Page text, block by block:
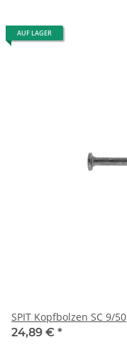
AUF LAGER
SPIT Kopfbolzen SC 9/50
24,89 € *